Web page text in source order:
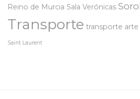
Reino de Murcia Sala Verónicas
Transporte transporte arte
Saint Laurent